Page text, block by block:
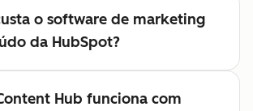
o software de marketing
da HubSpot?
Hub funciona com